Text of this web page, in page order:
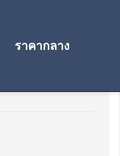
ราคากลาง